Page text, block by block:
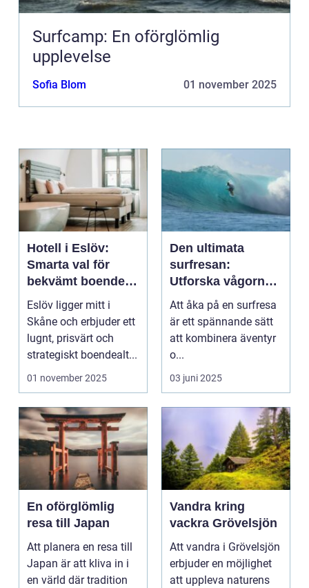
Surfcamp: En oförglömlig
upplevelse
Sofia Blom 01 november 2025
Hotell i Eslöv:
Smarta val för
bekvämt boende i
hjärtat av Skåne
Eslöv ligger mitt i
Skåne och erbjuder ett
lugnt, prisvärt och
strategiskt boendealt...
01 november 2025
Den ultimata
surfresan:
Utforska vågorna
och upptäck
äventyret
Att åka på en surfresa
är ett spännande sätt
att kombinera äventyr
o...
03 juni 2025
En oförglömlig
resa till Japan
Att planera en resa till
Japan är att kliva in i
en värld där tradition
Vandra kring
vackra Grövelsjön
Att vandra i Grövelsjön
erbjuder en möjlighet
att uppleva naturens